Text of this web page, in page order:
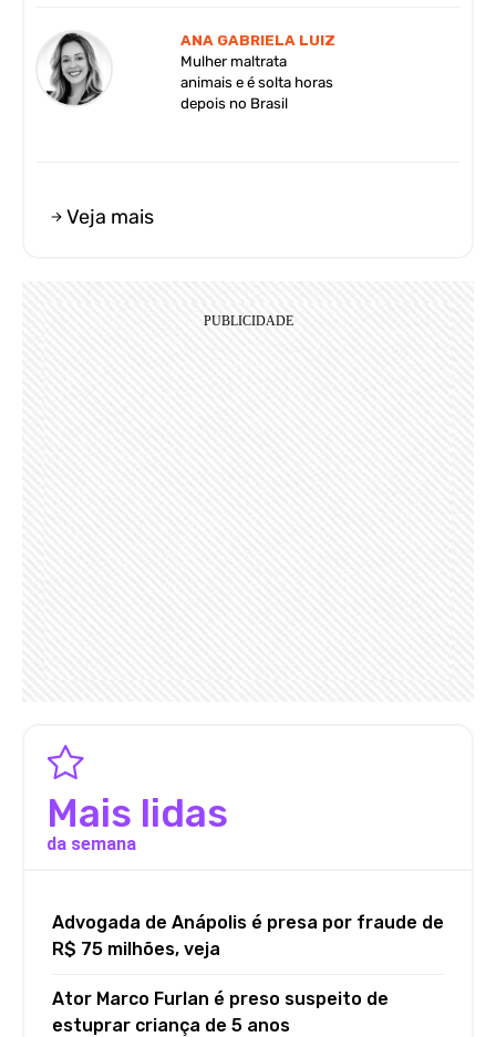
ANA GABRIELA LUIZ
Mulher maltrata
animais e é solta horas
depois no Brasil
Veja mais
Mais lidas
da semana
Advogada de Anápolis é presa por fraude de
R$ 75 milhões, veja
Ator Marco Furlan é preso suspeito de
estuprar criança de 5 anos